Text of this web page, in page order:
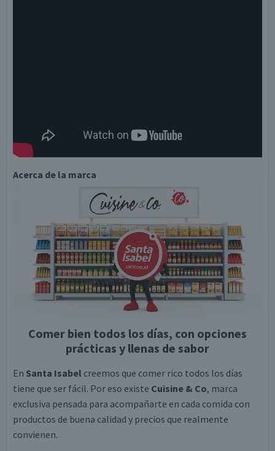
Acerca de la marca
Comer bien todos los días, con opciones
prácticas y llenas de sabor
En Santa Isabel creemos que comer rico todos los días
tiene que ser fácil. Por eso existe Cuisine & Co, marca
exclusiva pensada para acompañarte en cada comida con
productos de buena calidad y precios que realmente
convienen.